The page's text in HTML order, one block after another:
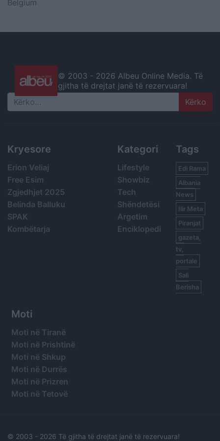
Belgium
© 2003 - 2026 Albeu Online Media. Të
gjitha të drejtat janë të rezervuara!
Search
Kryesore
Erion Veliaj
Free Esim
Zgjedhjet 2025
Belinda Balluku
SPAK
Kombëtarja
Kategori
Lifestyle
Showbiz
Tech
Shëndetësi
Argetim
Enciklopedi
Tags
Edi Rama
Albania
News
Ilir Meta
Piranjat
gazeta,
tv,
portale
Sali
Berisha
Moti
Moti në Tiranë
Moti në Prishtinë
Moti në Shkup
Moti në Durrës
Moti në Prizren
Moti në Tetovë
© 2003 - 2026 Të gjitha të drejtat janë të rezervuara!